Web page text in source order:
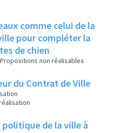
comme celui de la
pour compléter la
de chien
Propositions non réalisables
du Contrat de Ville
de la ville à